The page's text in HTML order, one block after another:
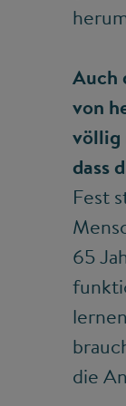
Auch
von
völlig
dass
Fest
65
die